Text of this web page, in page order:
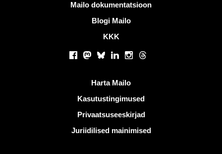
Rohkem informatsiooniMailo dokumentatsioon
Blogi Mailo
KKK
Sotsiaalsed võrgustikud
Facebook
Mastodon
BlueskyLinkedInInstagram
Threads
Harta Mailo
Kasutustingimused
Privaatsuseeskirjad
Juriidilised mainimised